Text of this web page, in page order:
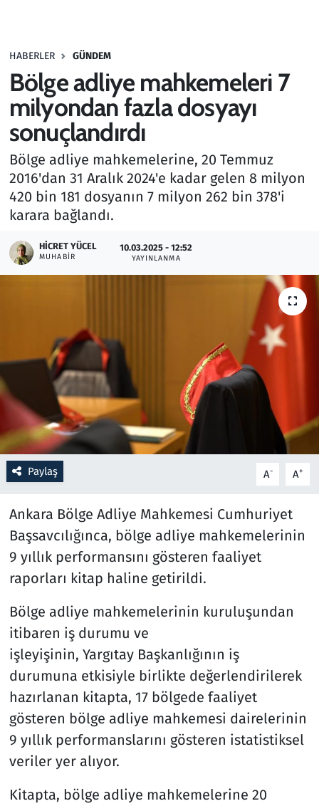
HABERLER GÜNDEM
Bölge adliye mahkemeleri 7
milyondan fazla dosyayı
sonuçlandırdı
Bölge adliye mahkemelerine, 20 Temmuz
2016'dan 31 Aralık 2024'e kadar gelen 8 milyon
420 bin 181 dosyanın 7 milyon 262 bin 378'i
karara bağlandı.
HICRET YÜCEL
MUHABIR
10.03.2025 - 12:52
YAYINLANMA
Paylaş A- A+
Ankara Bölge Adliye Mahkemesi Cumhuriyet
Başsavcılığınca, bölge adliye mahkemelerinin
9 yıllık performansını gösteren faaliyet
raporları kitap haline getirildi.
Bölge adliye mahkemelerinin kuruluşundan
itibaren iş durumu ve
işleyişinin, Yargıtay Başkanlığının iş
durumuna etkisiyle birlikte değerlendirilerek
hazırlanan kitapta, 17 bölgede faaliyet
gösteren bölge adliye mahkemesi dairelerinin
9 yıllık performanslarını gösteren istatistiksel
veriler yer alıyor.
Kitapta, bölge adliye mahkemelerine 20
Haber
Kültür Sanat
Kurumsal Haberler
Lezzet Durağı
Memur ve Kamu
Otomobil
Oyun
Resmi İlanlar
Rüya Tabirleri
Sağlık
Savunma Sanayi
Spor
Teknoloji ve Bilim
Televizyon